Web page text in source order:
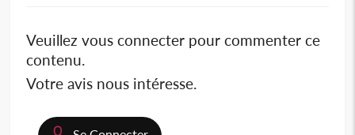
Veuillez vous connecter pour commenter ce
contenu.
Votre avis nous intéresse.